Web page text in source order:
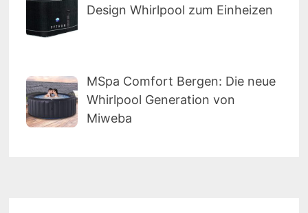
Design Whirlpool zum Einheizen
MSpa Comfort Bergen: Die neue
Whirlpool Generation von
Miweba